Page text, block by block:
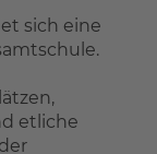
sich eine
etliche